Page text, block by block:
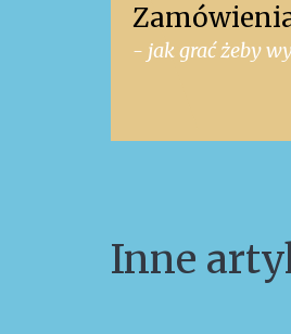
- jak grać żeby
Inne